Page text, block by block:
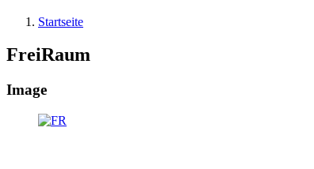
Startseite
FreiRaum
Image